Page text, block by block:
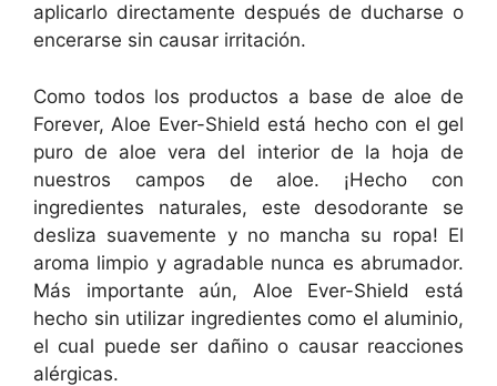
aplicarlo directamente después de ducharse o
encerarse sin causar irritación.
Como todos los productos a base de aloe de
Forever, Aloe Ever-Shield está hecho con el gel
puro de aloe vera del interior de la hoja de
nuestros campos de aloe. ¡Hecho con
ingredientes naturales, este desodorante se
desliza suavemente y no mancha su ropa! El
aroma limpio y agradable nunca es abrumador.
Más importante aún, Aloe Ever-Shield está
hecho sin utilizar ingredientes como el aluminio,
el cual puede ser dañino o causar reacciones
alérgicas.